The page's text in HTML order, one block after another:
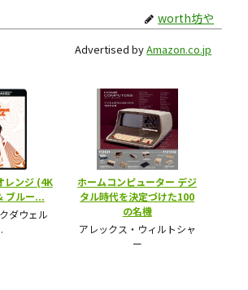
worth坊や
Advertised byAmazon.co.jp